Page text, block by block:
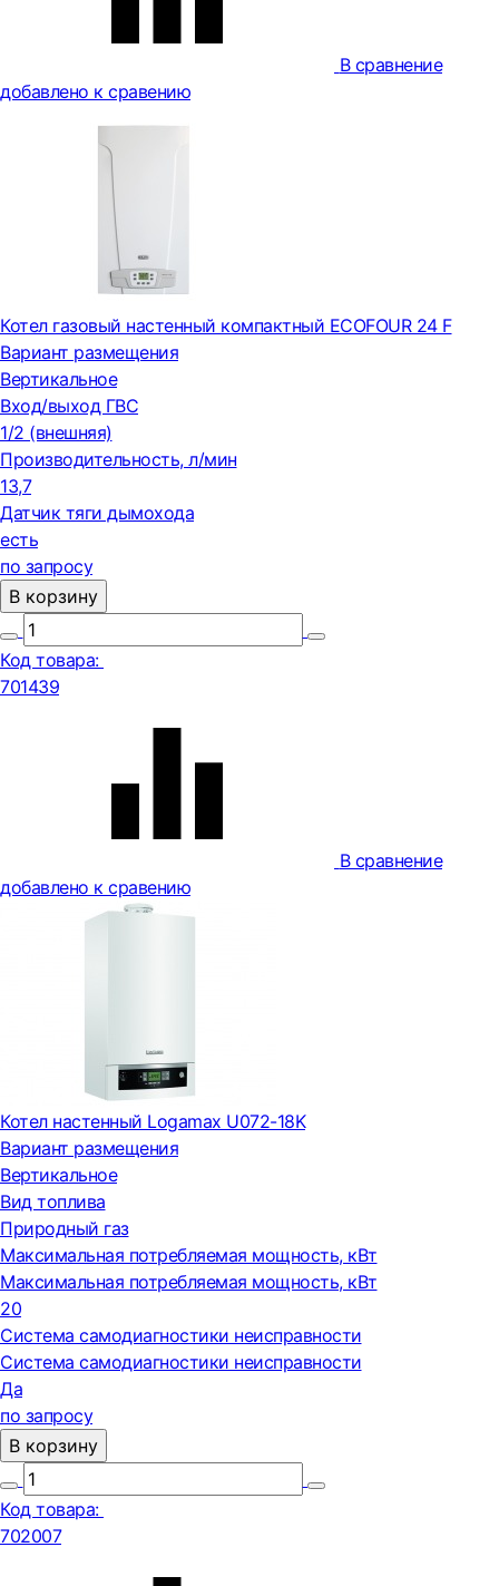
В сравнение
добавлено к сравению
Котел газовый настенный компактный ECOFOUR 24 F
Вариант размещения
Вертикальное
Вход/выход ГВС
1/2 (внешняя)
Производительность, л/мин
13,7
Датчик тяги дымохода
есть
по запросу
В корзину
Код товара:
701439
В сравнение
добавлено к сравению
Котел настенный Logamax U072-18K
Вариант размещения
Вертикальное
Вид топлива
Природный газ
Максимальная потребляемая мощность, кВт
Максимальная потребляемая мощность, кВт
20
Система самодиагностики неисправности
Система самодиагностики неисправности
Да
по запросу
В корзину
Код товара:
702007